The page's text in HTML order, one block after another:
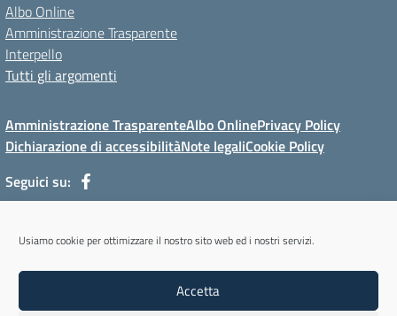
Usiamo cookie per ottimizzare il nostro sito web ed i nostri servizi.
Accetta
Albo Online
Amministrazione Trasparente
Interpello
Tutti gli argomenti
Amministrazione TrasparenteAlbo OnlinePrivacy Policy
Dichiarazione di accessibilitàNote legaliCookie Policy
Seguici su:
Via Mur di Cadola, 12 - 32100 Belluno (BL) - Tel 0437/31143 - Mail:
Codice meccanografico: BLMM08400L - Codice iPA: cpiabl - C.F.
93051950256 - Codice univoco fatturazione elettronica (CUF): UFYKU0